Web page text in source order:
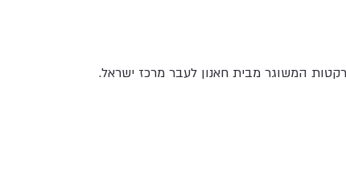
המשוגר מבית חאנון לעבר מרכז ישראל.